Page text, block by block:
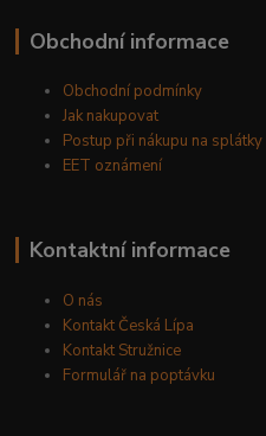
Obchodní informace
Obchodní podmínky
Jak nakupovat
Postup při nákupu na splátky
EET oznámení
Kontaktní informace
O nás
Kontakt Česká Lípa
Kontakt Stružnice
Formulář na poptávku